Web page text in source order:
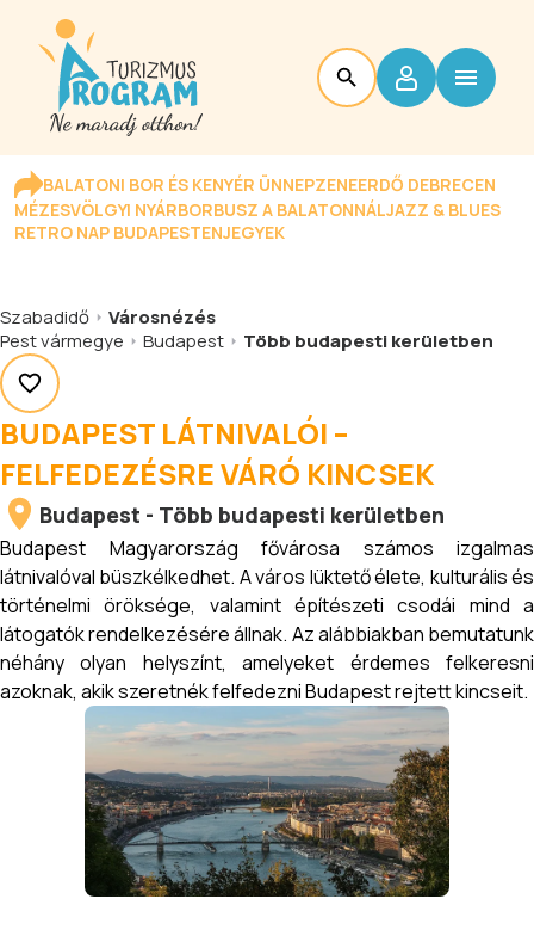
BALATONI BOR ÉS KENYÉR ÜNNEPZENEERDŐ DEBRECEN
MÉZESVÖLGYI NYÁRBORBUSZ A BALATONNÁLJAZZ & BLUES
RETRO NAP BUDAPESTENJEGYEK
Szabadidő
Városnézés
Pest vármegye
Budapest Több budapesti kerületben
BUDAPEST LÁTNIVALÓI –
FELFEDEZÉSRE VÁRÓ KINCSEK
Budapest - Több budapesti kerületben
Budapest Magyarország fővárosa számos izgalmas
látnivalóval büszkélkedhet. A város lüktető élete, kulturális és
történelmi öröksége, valamint építészeti csodái mind a
látogatók rendelkezésére állnak. Az alábbiakban bemutatunk
néhány olyan helyszínt, amelyeket érdemes felkeresni
azoknak, akik szeretnék felfedezni Budapest rejtett kincseit.